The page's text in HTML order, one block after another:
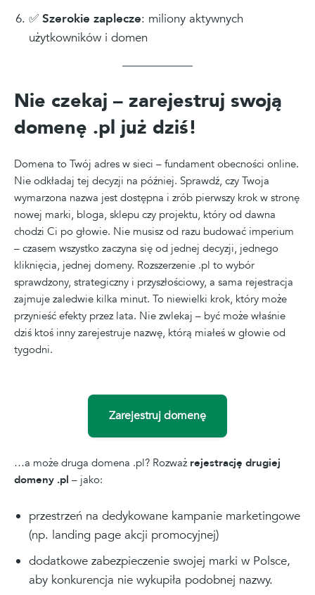
✅ Szerokie zaplecze: miliony aktywnych
użytkowników i domen
Nie czekaj – zarejestruj swoją
domenę .pl już dziś!
Domena to Twój adres w sieci – fundament obecności online.
Nie odkładaj tej decyzji na później. Sprawdź, czy Twoja
wymarzona nazwa jest dostępna i zrób pierwszy krok w stronę
nowej marki, bloga, sklepu czy projektu, który od dawna
chodzi Ci po głowie. Nie musisz od razu budować imperium
– czasem wszystko zaczyna się od jednej decyzji, jednego
kliknięcia, jednej domeny. Rozszerzenie .pl to wybór
sprawdzony, strategiczny i przyszłościowy, a sama rejestracja
zajmuje zaledwie kilka minut. To niewielki krok, który może
przynieść efekty przez lata. Nie zwlekaj – być może właśnie
dziś ktoś inny zarejestruje nazwę, którą miałeś w głowie od
tygodni.
Zarejestruj domenę
…a może druga domena .pl? Rozważ rejestrację drugiej
domeny .pl – jako:
przestrzeń na dedykowane kampanie marketingowe
(np. landing page akcji promocyjnej)
dodatkowe zabezpieczenie swojej marki w Polsce,
aby konkurencja nie wykupiła podobnej nazwy.